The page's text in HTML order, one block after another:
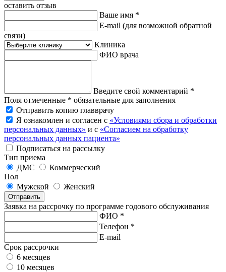
оставить отзыв
Ваше имя *
E-mail (для возможной обратной
связи)
Клиника
ФИО врача
Введите свой комментарий *
Поля отмеченные * обязательные для заполнения
Отправить копию главврачу
Я ознакомлен и согласен с «Условиями сбора и обработки
персональных данных» и с «Согласием на обработку
персональных данных пациента»
Подписаться на рассылку
Тип приема
ДМС
Коммерческий
Пол
Мужской
Женский
Отправить
Заявка на рассрочку по программе годового обслуживания
ФИО *
Телефон *
E-mail
Срок рассрочки
6 месяцев
10 месяцев